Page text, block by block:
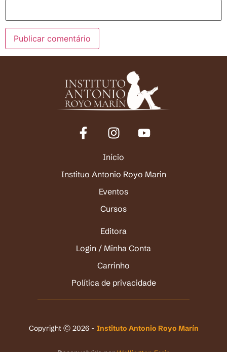
Início
Instituo Antonio Royo Marin
Eventos
Cursos
Editora
Login / Minha Conta
Carrinho
Política de privacidade
Copyright Ⓒ 2026 - Instituto Antonio Royo Marín